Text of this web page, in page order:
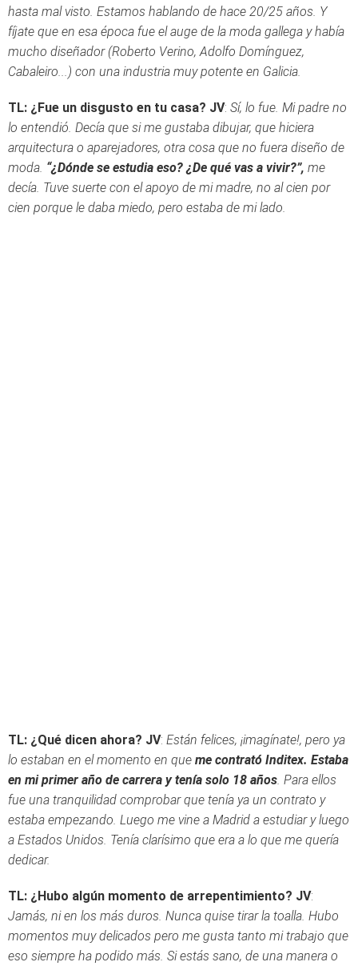
hasta mal visto. Estamos hablando de hace 20/25 años. Y
fíjate que en esa época fue el auge de la moda gallega y había
mucho diseñador (Roberto Verino, Adolfo Domínguez,
Cabaleiro...) con una industria muy potente en Galicia.
TL: ¿Fue un disgusto en tu casa? JV: Sí, lo fue. Mi padre no
lo entendió. Decía que si me gustaba dibujar, que hiciera
arquitectura o aparejadores, otra cosa que no fuera diseño de
moda. “¿Dónde se estudia eso? ¿De qué vas a vivir?”, me
decía. Tuve suerte con el apoyo de mi madre, no al cien por
cien porque le daba miedo, pero estaba de mi lado.
TL: ¿Qué dicen ahora? JV: Están felices, ¡imagínate!, pero ya
lo estaban en el momento en que me contrató Inditex. Estaba
en mi primer año de carrera y tenía solo 18 años. Para ellos
fue una tranquilidad comprobar que tenía ya un contrato y
estaba empezando. Luego me vine a Madrid a estudiar y luego
a Estados Unidos. Tenía clarísimo que era a lo que me quería
dedicar.
TL: ¿Hubo algún momento de arrepentimiento? JV:
Jamás, ni en los más duros. Nunca quise tirar la toalla. Hubo
momentos muy delicados pero me gusta tanto mi trabajo que
eso siempre ha podido más. Si estás sano, de una manera o